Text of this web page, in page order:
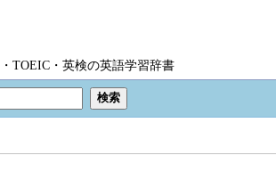
TOEIC・英検の英語学習辞書